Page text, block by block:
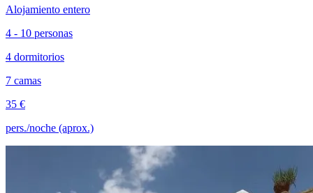
Alojamiento entero
4 - 10 personas
4 dormitorios
7 camas
35 €
pers./noche (aprox.)